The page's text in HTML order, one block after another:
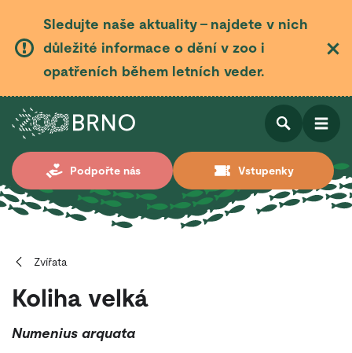
Sledujte naše aktuality – najdete v nich
důležité informace o dění v zoo i
opatřeních během letních veder.
Podpořte nás Vstupenky
Otevřít
Otevřít
Zvířata
Koliha velká
Numenius arquata